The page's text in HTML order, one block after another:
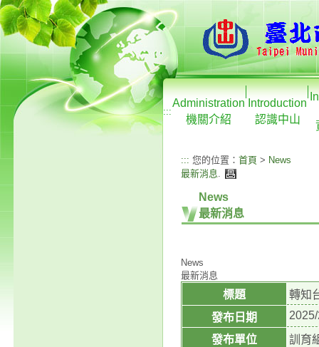
:::
Administration
機關介紹
Introduction
認識中山
::: 您的位置： 首頁 > News
最新消息.
News
最新消息
News
最新消息
標題
轉知
發布日期
發布單位
訓育